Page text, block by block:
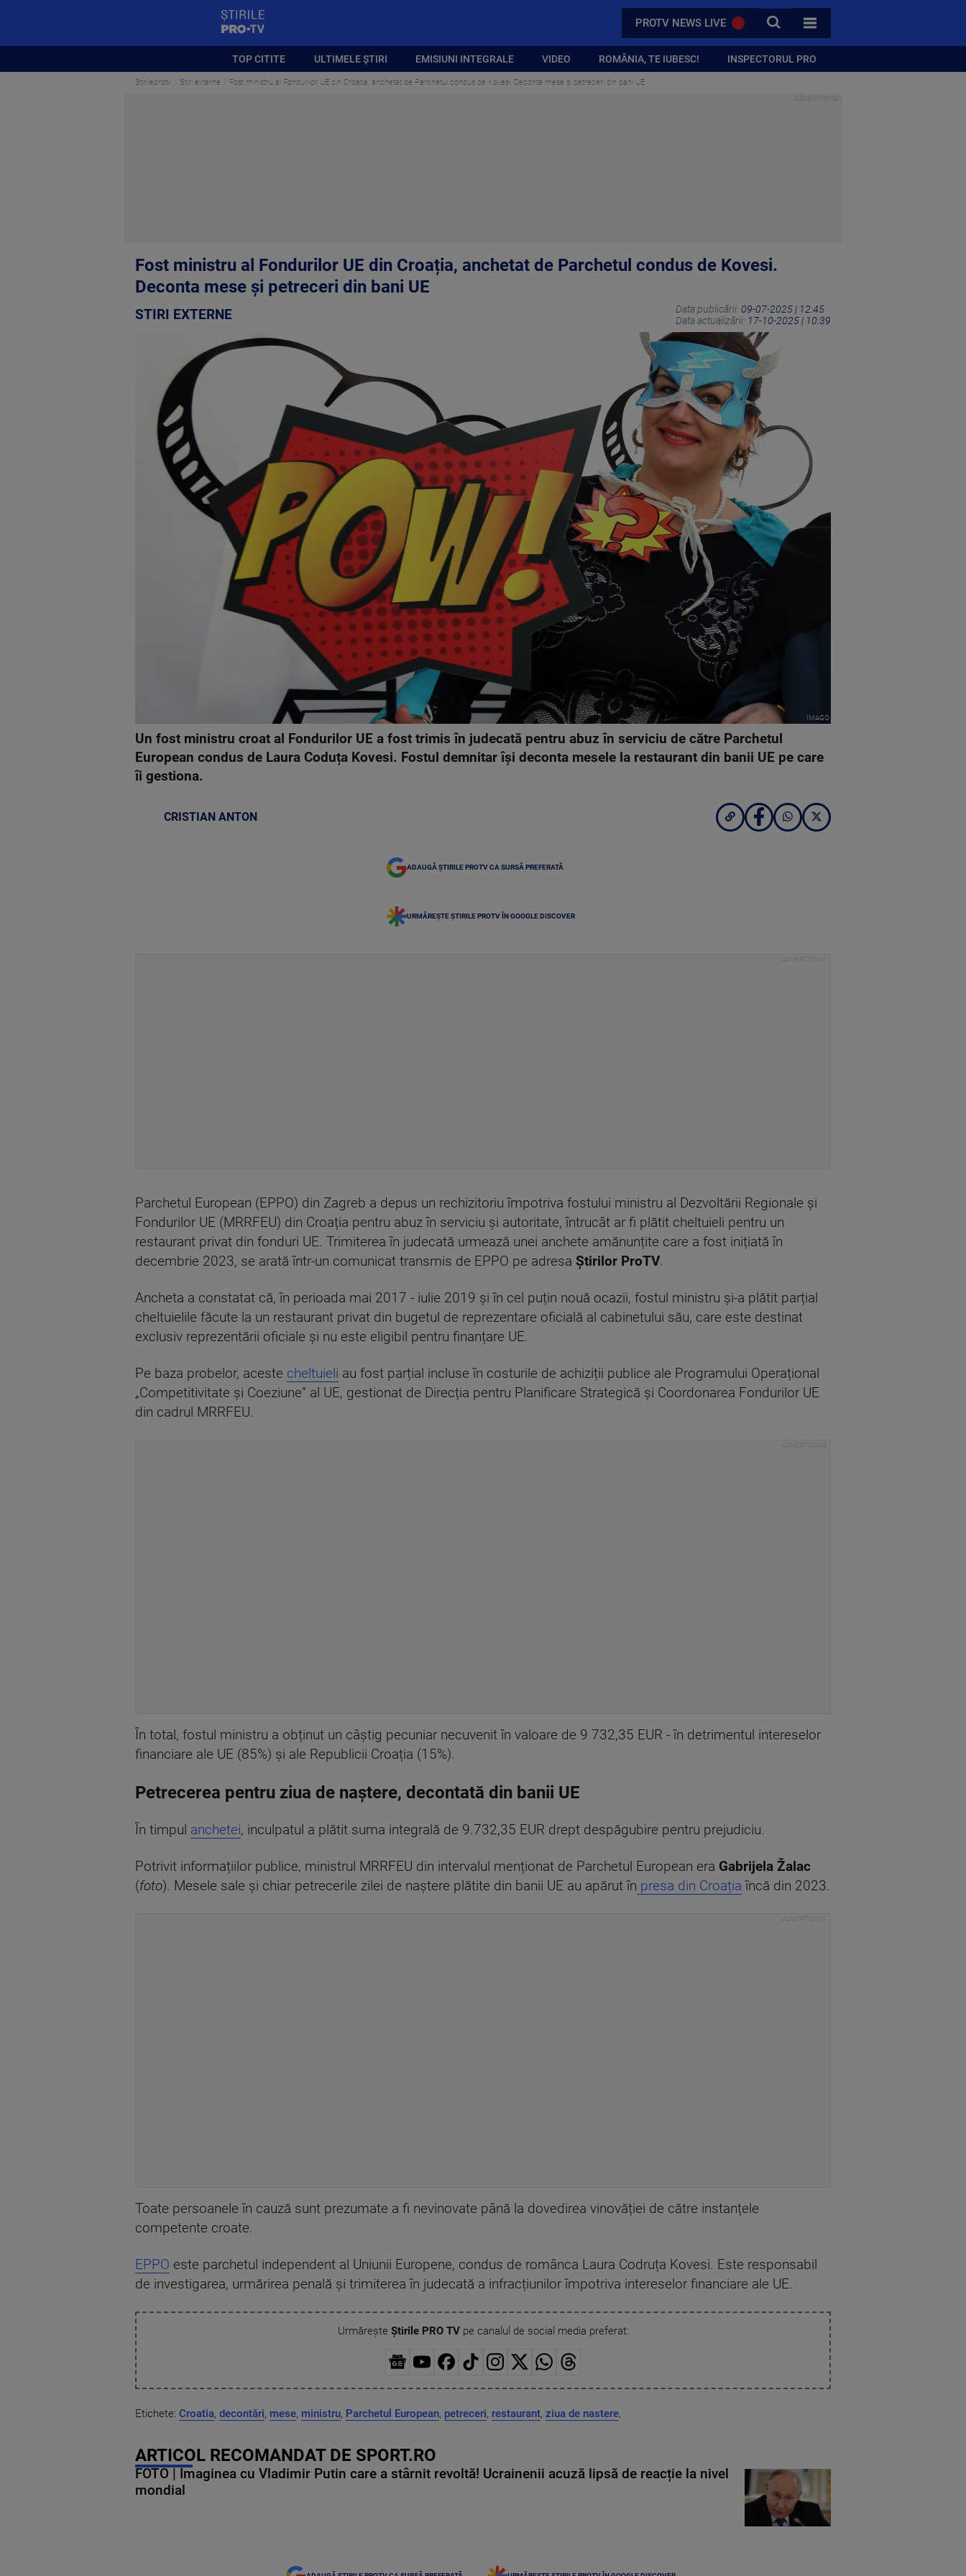
PROTV NEWS LIVE CAUTA
TOATE CATEGORIILE
TOP CITITE ULTIMELE ȘTIRI EMISIUNI INTEGRALE VIDEO ROMÂNIA, TE IUBESC! INSPECTORUL PRO
Stirileprotv Stiri externe Fost ministru al Fondurilor UE din Croația, anchetat de Parchetul condus de Kovesi. Deconta mese și petreceri din bani UE
Fost ministru al Fondurilor UE din Croația, anchetat de Parchetul condus de Kovesi.
Deconta mese și petreceri din bani UE
STIRI EXTERNE Data publicării: 09-07-2025 | 12:45
Data actualizării: 17-10-2025 | 10:39
IMAGO
Un fost ministru croat al Fondurilor UE a fost trimis în judecată pentru abuz în serviciu de către Parchetul
European condus de Laura Coduța Kovesi. Fostul demnitar își deconta mesele la restaurant din banii UE pe care
îi gestiona.
CRISTIAN ANTON
ADAUGĂ ȘTIRILE PROTV CA SURSĂ PREFERATĂ
URMĂREȘTE ȘTIRILE PROTV ÎN GOOGLE DISCOVER
Parchetul European (EPPO) din Zagreb a depus un rechizitoriu împotriva fostului ministru al Dezvoltării Regionale și
Fondurilor UE (MRRFEU) din Croația pentru abuz în serviciu și autoritate, întrucât ar fi plătit cheltuieli pentru un
restaurant privat din fonduri UE. Trimiterea în judecată urmează unei anchete amănunțite care a fost inițiată în
decembrie 2023, se arată într-un comunicat transmis de EPPO pe adresa Știrilor ProTV.
Ancheta a constatat că, în perioada mai 2017 - iulie 2019 și în cel puțin nouă ocazii, fostul ministru și-a plătit parțial
cheltuielile făcute la un restaurant privat din bugetul de reprezentare oficială al cabinetului său, care este destinat
exclusiv reprezentării oficiale și nu este eligibil pentru finanțare UE.
Pe baza probelor, aceste cheltuieli au fost parțial incluse în costurile de achiziții publice ale Programului Operațional
„Competitivitate și Coeziune” al UE, gestionat de Direcția pentru Planificare Strategică și Coordonarea Fondurilor UE
din cadrul MRRFEU.
În total, fostul ministru a obținut un câștig pecuniar necuvenit în valoare de 9 732,35 EUR - în detrimentul intereselor
financiare ale UE (85%) și ale Republicii Croația (15%).
Petrecerea pentru ziua de naștere, decontată din banii UE
În timpul anchetei, inculpatul a plătit suma integrală de 9.732,35 EUR drept despăgubire pentru prejudiciu.
Potrivit informațiilor publice, ministrul MRRFEU din intervalul menționat de Parchetul European era Gabrijela Žalac
(foto). Mesele sale și chiar petrecerile zilei de naștere plătite din banii UE au apărut în presa din Croația încă din 2023.
Toate persoanele în cauză sunt prezumate a fi nevinovate până la dovedirea vinovăției de către instanțele
competente croate.
EPPO este parchetul independent al Uniunii Europene, condus de românca Laura Codruța Kovesi. Este responsabil
de investigarea, urmărirea penală și trimiterea în judecată a infracțiunilor împotriva intereselor financiare ale UE.
Urmărește Știrile PRO TVpe canalul de social media preferat:
Etichete: Croatia, decontări, mese, ministru, Parchetul European, petreceri, restaurant, ziua de nastere,
ARTICOL RECOMANDAT DE SPORT.RO
FOTO | Imaginea cu Vladimir Putin care a stârnit revoltă! Ucrainenii acuză lipsă de reacție la nivel
mondial